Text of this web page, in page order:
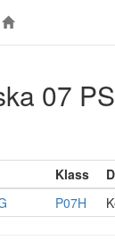
07
Klass
P07H